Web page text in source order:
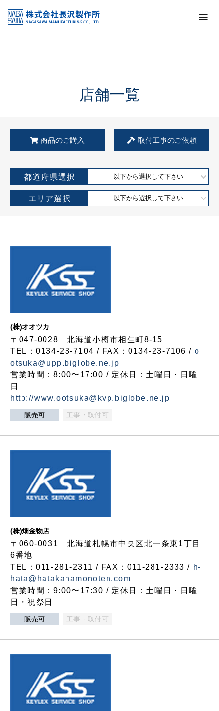
KSS加盟店・取扱店情報
店舗一覧
店舗一覧
商品のご購入 取付工事のご依頼
都道府県選択 以下から選択して下さい
エリア選択 以下から選択して下さい
(株)オオツカ
〒047-0028 北海道小樽市相生町8-15
TEL：0134-23-7104 / FAX：0134-23-7106 / o
otsuka@upp.biglobe.ne.jp
営業時間：8:00〜17:00 / 定休日：土曜日・日曜
日
http://www.ootsuka@kvp.biglobe.ne.jp
販売可 工事・取付可
(株)畑金物店
〒060-0031 北海道札幌市中央区北一条東1丁目
6番地
TEL：011-281-2311 / FAX：011-281-2333 / h-
hata@hatakanamonoten.com
営業時間：9:00〜17:30 / 定休日：土曜日・日曜
日・祝祭日
販売可 工事・取付可